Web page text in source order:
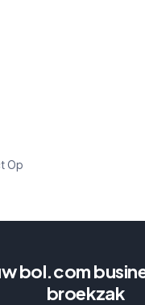
Op
bol.com
broekzak